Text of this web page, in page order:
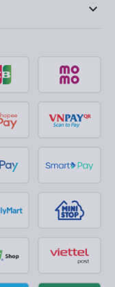
keyboard_arrow_down